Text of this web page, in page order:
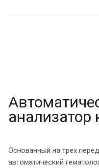
анализатор
Основанный на трех
автоматический